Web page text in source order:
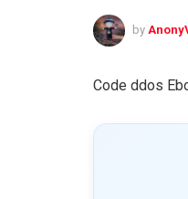
by
Code ddos